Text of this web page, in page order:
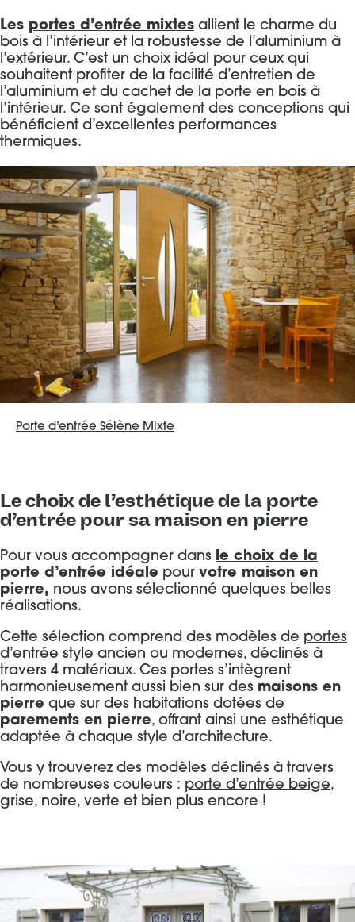
Les portes d’entrée mixtes allient le charme du
bois à l’intérieur et la robustesse de l’aluminium à
l’extérieur. C’est un choix idéal pour ceux qui
souhaitent profiter de la facilité d’entretien de
l’aluminium et du cachet de la porte en bois à
l’intérieur. Ce sont également des conceptions qui
bénéficient d’excellentes performances
thermiques.
Porte d’entrée Sélène Mixte
Le choix de l’esthétique de la porte
d’entrée pour sa maison en pierre
Pour vous accompagner dans le choix de la
porte d’entrée idéale pour votre maison en
pierre, nous avons sélectionné quelques belles
réalisations.
Cette sélection comprend des modèles de portes
d’entrée style ancien ou modernes, déclinés à
travers 4 matériaux. Ces portes s’intègrent
harmonieusement aussi bien sur des maisons en
pierre que sur des habitations dotées de
parements en pierre, offrant ainsi une esthétique
adaptée à chaque style d’architecture.
Vous y trouverez des modèles déclinés à travers
de nombreuses couleurs : porte d’entrée beige,
grise, noire, verte et bien plus encore !